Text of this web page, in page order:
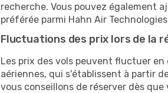
recherche. Vous pouvez également
préférée parmi Hahn Air
Fluctuations des prix lors de la
Les prix des vols peuvent fluctuer
aériennes, qui s'établissent à partir
vous conseillons de réserver dès